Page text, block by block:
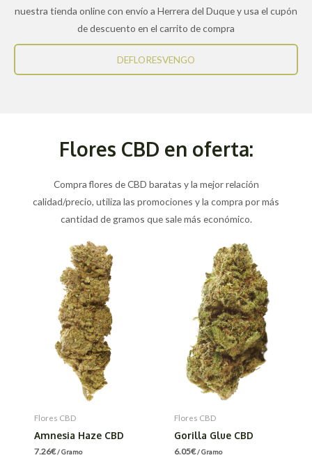
nuestra tienda online con envío a Herrera del Duque y usa el cupón
de descuento en el carrito de compra
DEFLORESVENGO
Flores CBD en oferta:
Compra flores de CBD baratas y la mejor relación
calidad/precio, utiliza las promociones y la compra por más
cantidad de gramos que sale más económico.
Flores CBD
Amnesia Haze CBD
7.26€/ Gramo
Flores CBD
Gorilla Glue CBD
6.05€/ Gramo